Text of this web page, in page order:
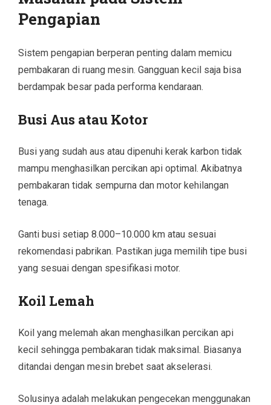
Pengapian
Sistem pengapian berperan penting dalam memicu
pembakaran di ruang mesin. Gangguan kecil saja bisa
berdampak besar pada performa kendaraan.
Busi Aus atau Kotor
Busi yang sudah aus atau dipenuhi kerak karbon tidak
mampu menghasilkan percikan api optimal. Akibatnya
pembakaran tidak sempurna dan motor kehilangan
tenaga.
Ganti busi setiap 8.000–10.000 km atau sesuai
rekomendasi pabrikan. Pastikan juga memilih tipe busi
yang sesuai dengan spesifikasi motor.
Koil Lemah
Koil yang melemah akan menghasilkan percikan api
kecil sehingga pembakaran tidak maksimal. Biasanya
ditandai dengan mesin brebet saat akselerasi.
Solusinya adalah melakukan pengecekan menggunakan